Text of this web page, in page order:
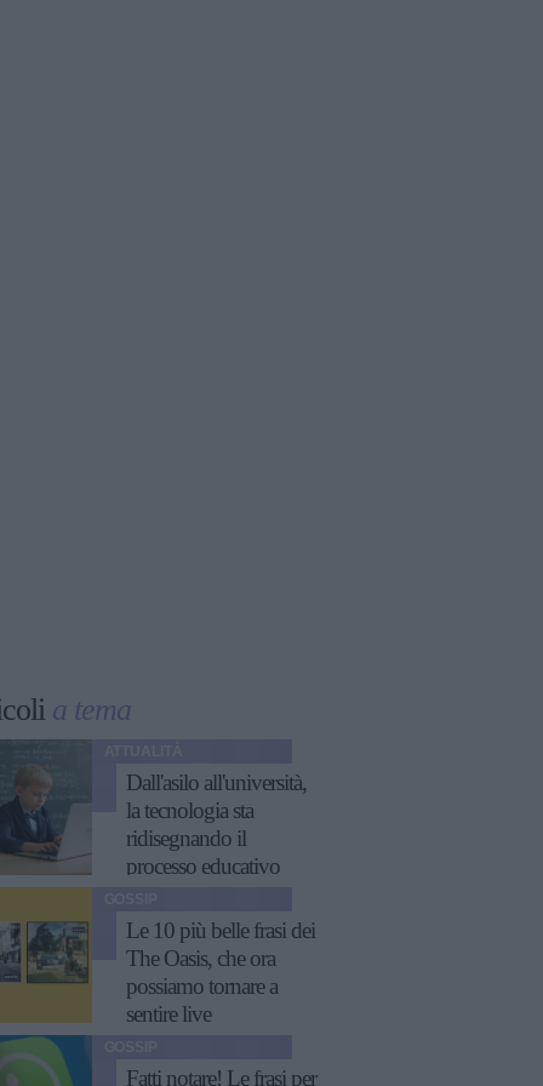
a tema
Dall'asilo all'università,
la tecnologia sta
ridisegnando il
processo educativo
Le 10 più belle frasi dei
The Oasis, che ora
possiamo tornare a
sentire live
Fatti notare! Le frasi per